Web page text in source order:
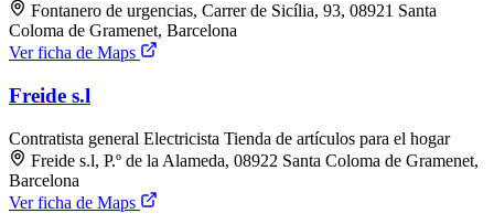
Fontanero de urgencias, Carrer de Sicília, 93, 08921 Santa
Coloma de Gramenet, Barcelona
Ver ficha de Maps
Freide s.l
Contratista general Electricista Tienda de artículos para el hogar
Freide s.l, P.º de la Alameda, 08922 Santa Coloma de Gramenet,
Barcelona
Ver ficha de Maps